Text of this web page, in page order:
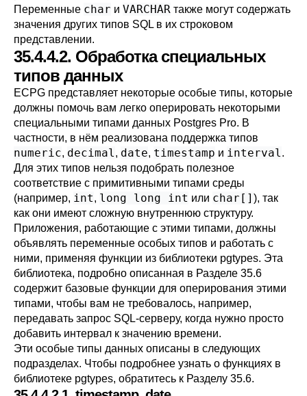
Переменные char и VARCHAR также могут содержать
значения других типов SQL в их строковом
представлении.
35.4.4.2. Обработка специальных
типов данных
ECPG представляет некоторые особые типы, которые
должны помочь вам легко оперировать некоторыми
специальными типами данных Postgres Pro. В
частности, в нём реализована поддержка типов
numeric, decimal, date, timestamp и interval.
Для этих типов нельзя подобрать полезное
соответствие с примитивными типами среды
(например, int, long long int или char[] ), так
как они имеют сложную внутреннюю структуру.
Приложения, работающие с этими типами, должны
объявлять переменные особых типов и работать с
ними, применяя функции из библиотеки pgtypes. Эта
библиотека, подробно описанная в Разделе 35.6
содержит базовые функции для оперирования этими
типами, чтобы вам не требовалось, например,
передавать запрос SQL-серверу, когда нужно просто
добавить интервал к значению времени.
Эти особые типы данных описаны в следующих
подразделах. Чтобы подробнее узнать о функциях в
библиотеке pgtypes, обратитесь к Разделу 35.6.